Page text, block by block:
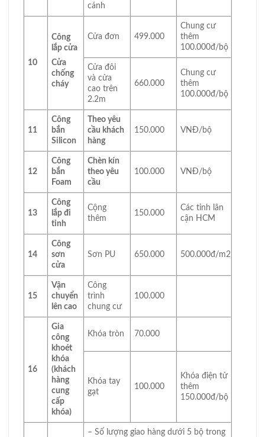
cánh
10
Công
lắp cửa
Cửa
chống
cháy
Cửa đơn 499.000
Chung cư
thêm
100.000đ/bộ
Cửa đôi
và cửa
cao trên
2.2m
660.000
Chung cư
thêm
100.000đ/bộ
11
Công
bắn
Silicon
Theo yêu
cầu khách
hàng
150.000 VNĐ/bộ
12
Công
bắn
Foam
Chèn kín
theo yêu
cầu
100.000 VNĐ/bộ
13
Công
lắp đi
tỉnh
Cộng
thêm
150.000
Các tỉnh lân
cận HCM
14
Công
sơn
cửa
Sơn PU 650.000 500.000đ/m2
15
Vận
chuyển
lên cao
Công
trình
chung cư
100.000
16
Gia
công
khoét
khóa
(khách
hàng
cung
cấp
khóa)
Khóa tròn 70.000
Khóa tay
gạt
100.000
Khóa điện tử
thêm
150.000đ/bộ
– Số lượng giao hàng dưới 5 bộ trong